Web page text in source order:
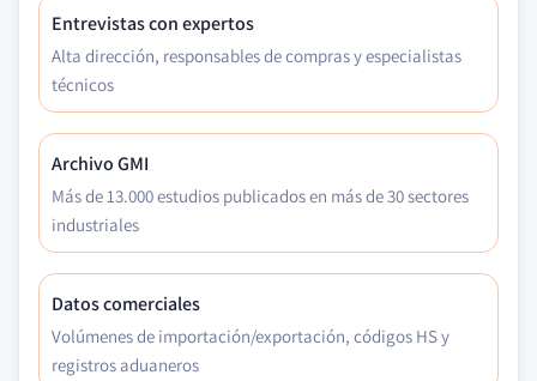
Entrevistas con expertos
Alta dirección, responsables de compras y especialistas
técnicos
Archivo GMI
Más de 13.000 estudios publicados en más de 30 sectores
industriales
Datos comerciales
Volúmenes de importación/exportación, códigos HS y
registros aduaneros